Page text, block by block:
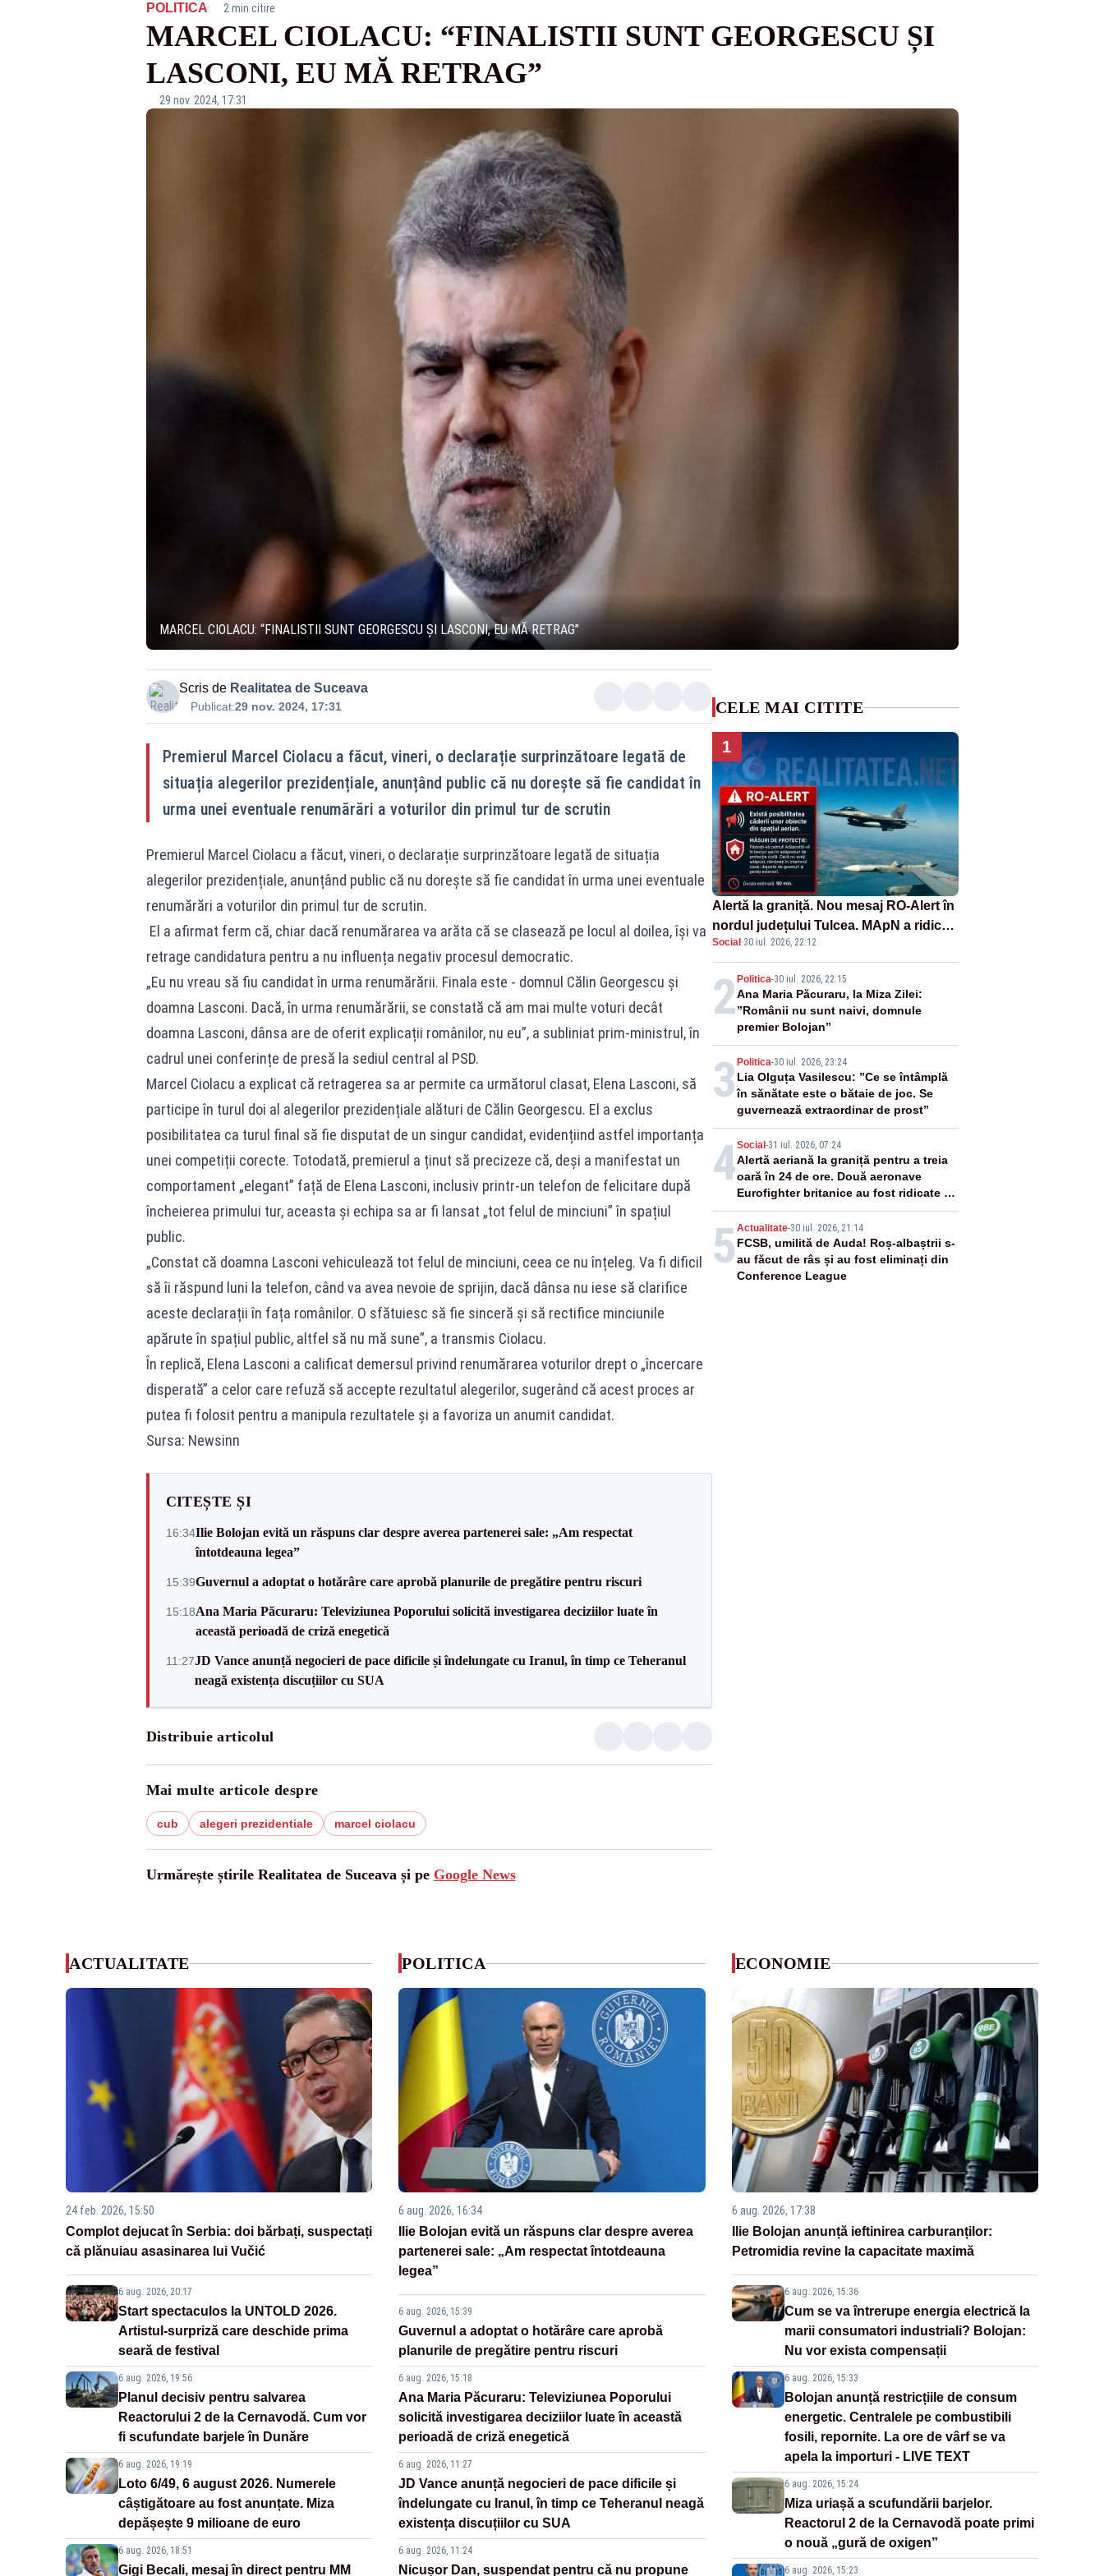
POLITICA· 2 min citire
MARCEL CIOLACU: “FINALISTII SUNT GEORGESCU ȘI
LASCONI, EU MĂ RETRAG”
29 nov. 2024, 17:31
MARCEL CIOLACU: “FINALISTII SUNT GEORGESCU ȘI LASCONI, EU MĂ RETRAG”
Scris de Realitatea de Suceava
Publicat:29 nov. 2024, 17:31
Premierul Marcel Ciolacu a făcut, vineri, o declarație surprinzătoare legată de
situația alegerilor prezidențiale, anunțând public că nu dorește să fie candidat în
urma unei eventuale renumărări a voturilor din primul tur de scrutin
Premierul Marcel Ciolacu a făcut, vineri, o declarație surprinzătoare legată de situația
alegerilor prezidențiale, anunțând public că nu dorește să fie candidat în urma unei eventuale
renumărări a voturilor din primul tur de scrutin.
El a afirmat ferm că, chiar dacă renumărarea va arăta că se clasează pe locul al doilea, își va
retrage candidatura pentru a nu influența negativ procesul democratic.
„Eu nu vreau să fiu candidat în urma renumărării. Finala este - domnul Călin Georgescu și
doamna Lasconi. Dacă, în urma renumărării, se constată că am mai multe voturi decât
doamna Lasconi, dânsa are de oferit explicații românilor, nu eu”, a subliniat prim-ministrul, în
cadrul unei conferințe de presă la sediul central al PSD.
Marcel Ciolacu a explicat că retragerea sa ar permite ca următorul clasat, Elena Lasconi, să
participe în turul doi al alegerilor prezidențiale alături de Călin Georgescu. El a exclus
posibilitatea ca turul final să fie disputat de un singur candidat, evidențiind astfel importanța
unei competiții corecte. Totodată, premierul a ținut să precizeze că, deși a manifestat un
comportament „elegant” față de Elena Lasconi, inclusiv printr-un telefon de felicitare după
încheierea primului tur, aceasta și echipa sa ar fi lansat „tot felul de minciuni” în spațiul
public.
„Constat că doamna Lasconi vehiculează tot felul de minciuni, ceea ce nu înțeleg. Va fi dificil
să îi răspund luni la telefon, când va avea nevoie de sprijin, dacă dânsa nu iese să clarifice
aceste declarații în fața românilor. O sfătuiesc să fie sinceră și să rectifice minciunile
apărute în spațiul public, altfel să nu mă sune”, a transmis Ciolacu.
În replică, Elena Lasconi a calificat demersul privind renumărarea voturilor drept o „încercare
disperată” a celor care refuză să accepte rezultatul alegerilor, sugerând că acest proces ar
putea fi folosit pentru a manipula rezultatele și a favoriza un anumit candidat.
Sursa: Newsinn
CITEȘTE ȘI
16:34Ilie Bolojan evită un răspuns clar despre averea partenerei sale: „Am respectat
întotdeauna legea”
15:39Guvernul a adoptat o hotărâre care aprobă planurile de pregătire pentru riscuri
15:18Ana Maria Păcuraru: Televiziunea Poporului solicită investigarea deciziilor luate în
această perioadă de criză enegetică
11:27JD Vance anunță negocieri de pace dificile și îndelungate cu Iranul, în timp ce Teheranul
neagă existența discuțiilor cu SUA
Distribuie articolul
Mai multe articole despre
cub alegeri prezidentiale marcel ciolacu
Urmărește știrile Realitatea de Suceava și pe Google News
CELE MAI CITITE
1
Alertă la graniță. Nou mesaj RO-Alert în
nordul județului Tulcea. MApN a ridicat
de la sol două avioane F-16
Social ·30 iul. 2026, 22:12
2 Politica-30 iul. 2026, 22:15
Ana Maria Păcuraru, la Miza Zilei:
”Românii nu sunt naivi, domnule
premier Bolojan”
3 Politica-30 iul. 2026, 23:24
Lia Olguța Vasilescu: ”Ce se întâmplă
în sănătate este o bătaie de joc. Se
guvernează extraordinar de prost”
4Social -31 iul. 2026, 07:24
Alertă aeriană la graniță pentru a treia
oară în 24 de ore. Două aeronave
Eurofighter britanice au fost ridicate de
la sol
5 Actualitate-30 iul. 2026, 21:14
FCSB, umilită de Auda! Roș-albaștrii s-
au făcut de râs și au fost eliminați din
Conference League
ACTUALITATE
24 feb. 2026, 15:50
Complot dejucat în Serbia: doi bărbați, suspectați
că plănuiau asasinarea lui Vučić
6 aug. 2026, 20:17
Start spectaculos la UNTOLD 2026.
Artistul-surpriză care deschide prima
seară de festival
6 aug. 2026, 19:56
Planul decisiv pentru salvarea
Reactorului 2 de la Cernavodă. Cum vor
fi scufundate barjele în Dunăre
6 aug. 2026, 19:19
Loto 6/49, 6 august 2026. Numerele
câștigătoare au fost anunțate. Miza
depășește 9 milioane de euro
6 aug. 2026, 18:51
Gigi Becali, mesaj în direct pentru MM
POLITICA
6 aug. 2026, 16:34
Ilie Bolojan evită un răspuns clar despre averea
partenerei sale: „Am respectat întotdeauna
legea”
6 aug. 2026, 15:39
Guvernul a adoptat o hotărâre care aprobă
planurile de pregătire pentru riscuri
6 aug. 2026, 15:18
Ana Maria Păcuraru: Televiziunea Poporului
solicită investigarea deciziilor luate în această
perioadă de criză enegetică
6 aug. 2026, 11:27
JD Vance anunță negocieri de pace dificile și
îndelungate cu Iranul, în timp ce Teheranul neagă
existența discuțiilor cu SUA
6 aug. 2026, 11:24
Nicușor Dan, suspendat pentru că nu propune
ECONOMIE
6 aug. 2026, 17:38
Ilie Bolojan anunță ieftinirea carburanților:
Petromidia revine la capacitate maximă
6 aug. 2026, 15:36
Cum se va întrerupe energia electrică la
marii consumatori industriali? Bolojan:
Nu vor exista compensații
6 aug. 2026, 15:33
Bolojan anunță restricțiile de consum
energetic. Centralele pe combustibili
fosili, repornite. La ore de vârf se va
apela la importuri - LIVE TEXT
6 aug. 2026, 15:24
Miza uriașă a scufundării barjelor.
Reactorul 2 de la Cernavodă poate primi
o nouă „gură de oxigen”
6 aug. 2026, 15:23